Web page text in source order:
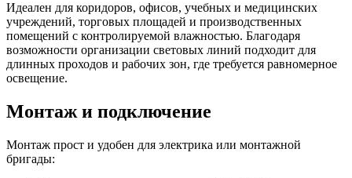
Идеален для коридоров, офисов, учебных и медицинских
учреждений, торговых площадей и производственных
помещений с контролируемой влажностью. Благодаря
возможности организации световых линий подходит для
длинных проходов и рабочих зон, где требуется равномерное
освещение.
Монтаж и подключение
Монтаж прост и удобен для электрика или монтажной
бригады: